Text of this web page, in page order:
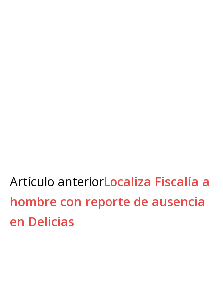
Artículo anteriorLocaliza Fiscalía a
hombre con reporte de ausencia
en Delicias